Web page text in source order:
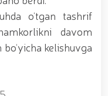
xizmatchilarga
gvardiya
B.Tashmatov
davomida yoshlar
muloqot o‘tkazdi. //
etishga moyil
o‘tgan tashrif
davom
kelishuvga